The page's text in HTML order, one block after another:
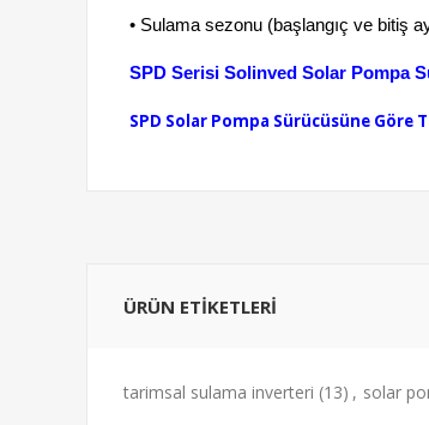
• Sulama sezonu (başlangıç ve bitiş
SPD Serisi Solinved Solar Pompa
SPD Solar Pompa Sürücüsüne Göre
ÜRÜN ETIKETLERI
tarimsal sulama inverteri (13) , solar